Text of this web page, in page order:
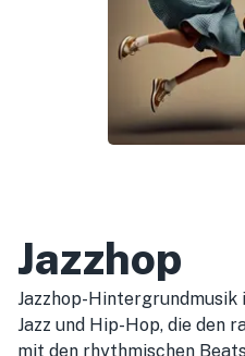
Jazzhop
Jazzhop-Hintergrundmusik
Jazz und Hip-Hop, die den
mit den rhythmischen